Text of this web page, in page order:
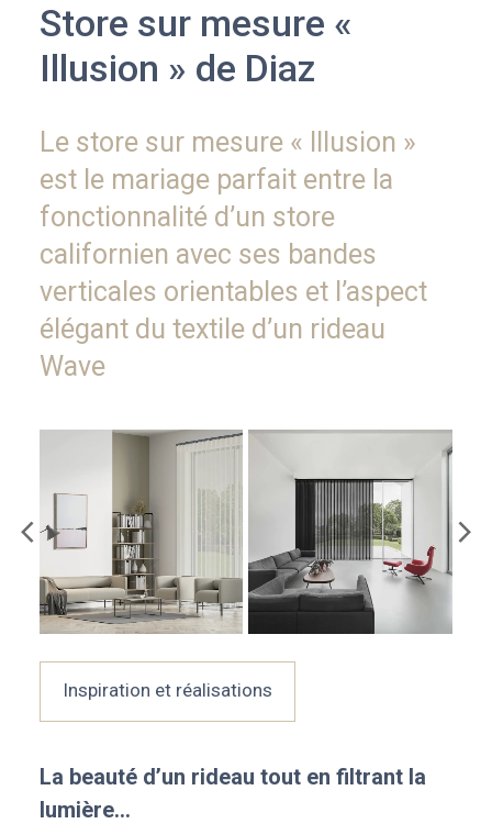
Store sur mesure «
Illusion » de Diaz
Le store sur mesure « Illusion »
est le mariage parfait entre la
fonctionnalité d’un store
californien avec ses bandes
verticales orientables et l’aspect
élégant du textile d’un rideau
Wave
Inspiration et réalisations
La beauté d’un rideau tout en filtrant la
lumière…